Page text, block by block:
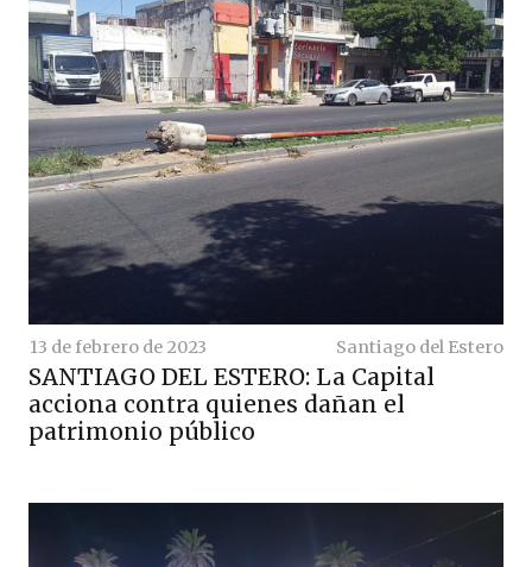
13 de febrero de 2023 Santiago del Estero
SANTIAGO DEL ESTERO: La Capital
acciona contra quienes dañan el
patrimonio público